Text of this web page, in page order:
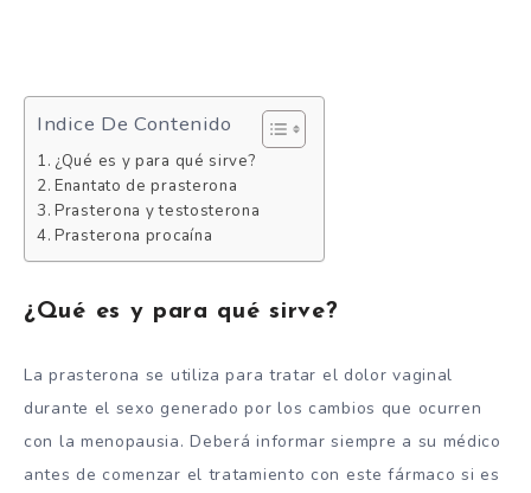
Indice De Contenido
¿Qué es y para qué sirve?
Enantato de prasterona
Prasterona y testosterona
Prasterona procaína
¿Qué es y para qué sirve?
La prasterona se utiliza para tratar el dolor vaginal
durante el sexo generado por los cambios que ocurren
con la menopausia. Deberá informar siempre a su médico
antes de comenzar el tratamiento con este fármaco si es